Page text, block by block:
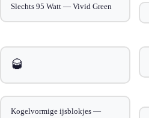
Slechts 95 Watt — Vivid Green
🥃
Kogelvormige ijsblokjes —